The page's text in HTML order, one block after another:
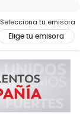
Selecciona tu emisora
Elige tu emisora